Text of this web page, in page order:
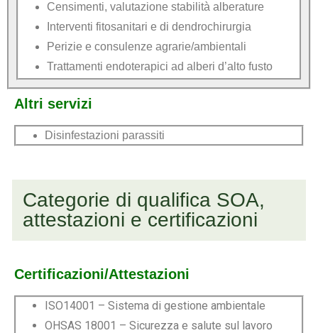
Censimenti, valutazione stabilità alberature
Interventi fitosanitari e di dendrochirurgia
Perizie e consulenze agrarie/ambientali
Trattamenti endoterapici ad alberi d’alto fusto
Altri servizi
Disinfestazioni parassiti
Categorie di qualifica SOA,
attestazioni e certificazioni
Certificazioni/Attestazioni
ISO14001 – Sistema di gestione ambientale
OHSAS 18001 – Sicurezza e salute sul lavoro